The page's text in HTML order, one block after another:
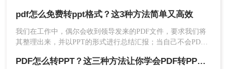
要把pdf转为ppt！以下是一个在线直接将pdf转ppt的好方法，让
我们来看看下面视频图文教程。
pdf怎么免费转ppt格式？这3种方法简单又高效
我们在工作中，偶尔会收到领导发来的PDF文件，要求我们将
其整理出来，并以PPT的形式进行总结汇报；当自己不会PDF
精力，还会导致工作效率低，那有什么办法呢？其实并不难，
PDF怎么转PPT？这三种方法让你学会PDF转PPT！